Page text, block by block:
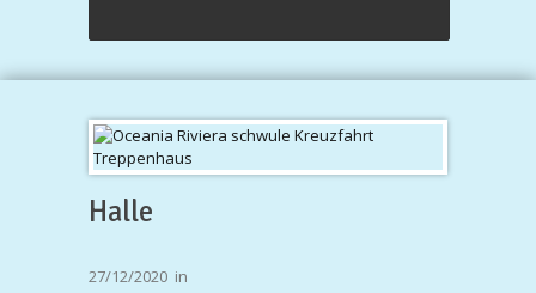
Halle
27/12/2020 in